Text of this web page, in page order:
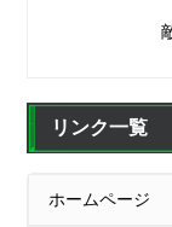
リンク一覧
ホームページ